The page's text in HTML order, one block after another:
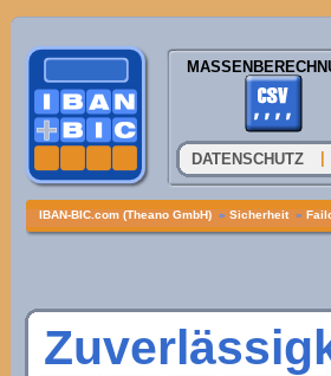
DATENSCHUTZ
IBAN-BIC.com (Theano GmbH) » Sicherheit »